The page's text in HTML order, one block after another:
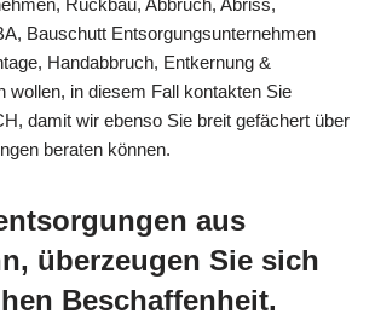
Rückbau, Abbruch, Abriss,
Bauschutt Entsorgungsunternehmen
Handabbruch, Entkernung &
wollen, in diesem Fall kontakten Sie
damit wir ebenso Sie breit gefächert über
beraten können.
aus
überzeugen Sie sich
Beschaffenheit.